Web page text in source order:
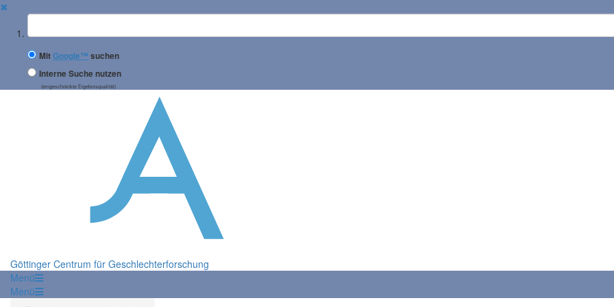
✖
Suchbegriff
MitGoogle™ suchen
Interne Suche nutzen
(eingeschränkte Ergebnisqualität)
Göttinger Centrum für Geschlechterforschung
Menü
Menü